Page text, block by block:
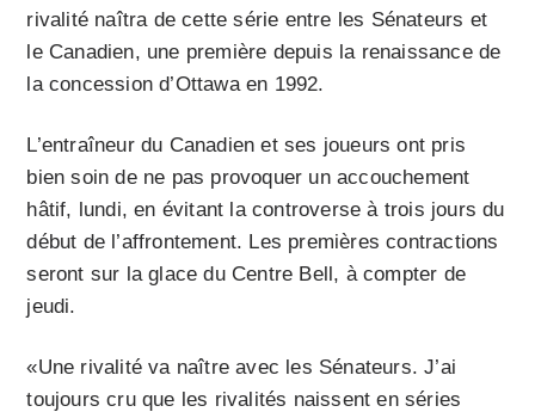
rivalité naîtra de cette série entre les Sénateurs et
le Canadien, une première depuis la renaissance de
la concession d’Ottawa en 1992.
L’entraîneur du Canadien et ses joueurs ont pris
bien soin de ne pas provoquer un accouchement
hâtif, lundi, en évitant la controverse à trois jours du
début de l’affrontement. Les premières contractions
seront sur la glace du Centre Bell, à compter de
jeudi.
«Une rivalité va naître avec les Sénateurs. J’ai
toujours cru que les rivalités naissent en séries